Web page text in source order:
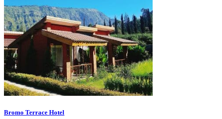
Bromo Terrace Hotel